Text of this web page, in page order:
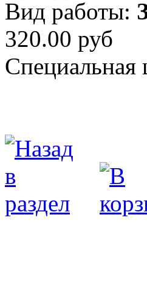
Вид работы:
320.00 руб
Специальная